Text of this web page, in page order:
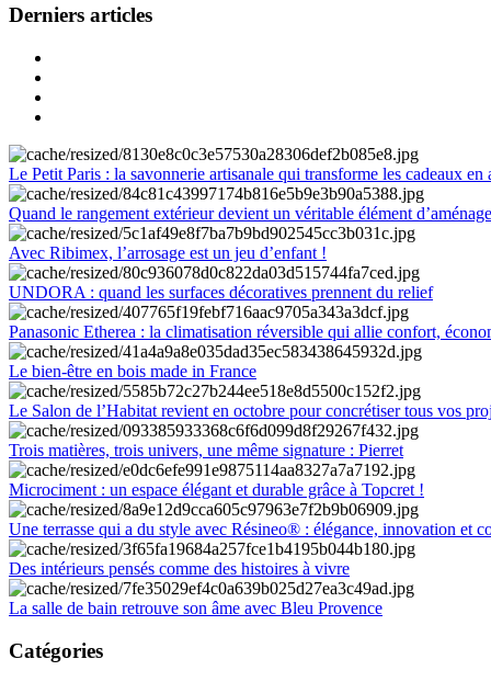
Derniers articles
Le Petit Paris : la savonnerie artisanale qui transforme les cadeaux en
Quand le rangement extérieur devient un véritable élément
Avec Ribimex, l’arrosage est un jeu d’enfant !
UNDORA : quand les surfaces décoratives prennent du relief
Panasonic Etherea : la climatisation réversible qui allie confort,
Le bien-être en bois made in France
Le Salon de l’Habitat revient en octobre pour concrétiser tous vos
Trois matières, trois univers, une même signature : Pierret
Microciment : un espace élégant et durable grâce à Topcret !
Une terrasse qui a du style avec Résineo® : élégance, innovation et
Des intérieurs pensés comme des histoires à vivre
La salle de bain retrouve son âme avec Bleu Provence
Catégories